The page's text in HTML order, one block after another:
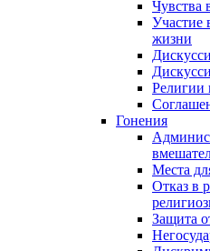
Чувства
Участие
жизни
Религии
Гонения
Места
Отказ в
Защита